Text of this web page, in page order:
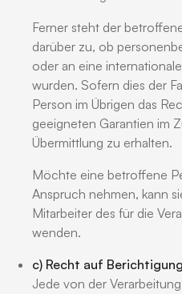
Ferner steht der
darüber zu, ob
oder an eine
wurden. Sofern dies der
Person im Übrigen das
geeigneten Garantien im
Übermittlung zu erhalten.
Möchte eine betroffene
Anspruch nehmen, kann
Mitarbeiter des für die
wenden.
c) Recht auf Berichtigung
Jede von der